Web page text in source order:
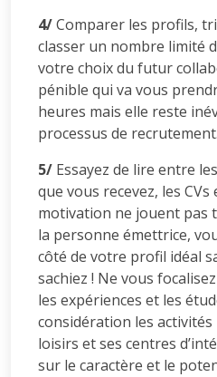
4/Comparer les profils,
classer un nombre limité
votre choix du futur
pénible qui va vous
heures mais elle reste
processus de recrutement.
5/ Essayez de lire entre
que vous recevez, les
motivation ne jouent pas
la personne émettrice,
côté de votre profil idéal
sachiez ! Ne vous
les expériences et les
considération les activités
loisirs et ses centres
sur le caractère et le